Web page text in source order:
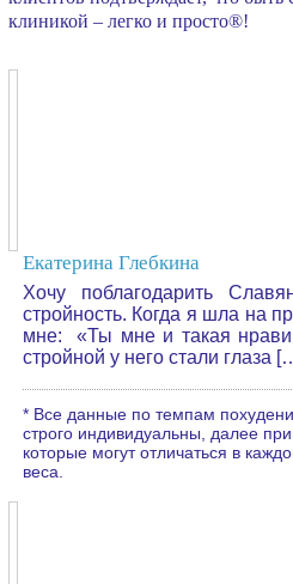
клиникой – легко и просто®!
Екатерина Глебкина
Хочу поблагодарить
стройность. Когда я шла на
мне: «Ты мне и такая
стройной у него стали глаза
* Все данные по темпам
строго индивидуальны, далее
которые могут отличаться в
веса.